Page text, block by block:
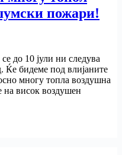
пожари!
до 10 јули ни следува
Ќе бидеме под влијаните
многу топла воздушна
на висок воздушен